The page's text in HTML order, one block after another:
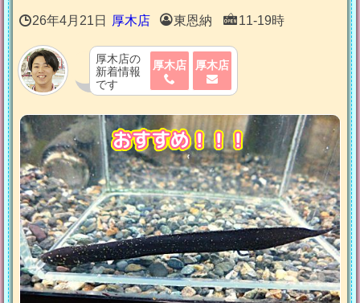
26年4月21日 厚木店 東恩納 11-19時
厚木店の
新着情報
です
厚木店 厚木店
おすすめ！！！